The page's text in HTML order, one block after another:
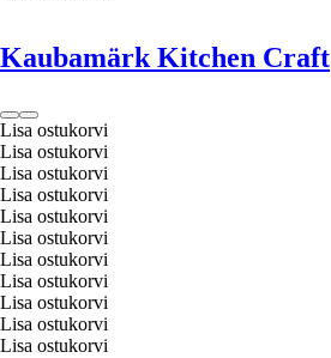
Kaubamärk Kitchen Craft
Lisa ostukorvi
Lisa ostukorvi
Lisa ostukorvi
Lisa ostukorvi
Lisa ostukorvi
Lisa ostukorvi
Lisa ostukorvi
Lisa ostukorvi
Lisa ostukorvi
Lisa ostukorvi
Lisa ostukorvi